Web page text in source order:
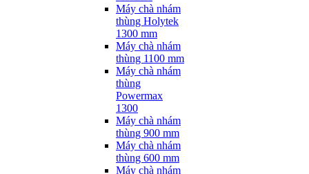
Máy chà nhám
thùng Holytek
1300 mm
Máy chà nhám
thùng 1100 mm
Máy chà nhám
thùng
Powermax
1300
Máy chà nhám
thùng 900 mm
Máy chà nhám
thùng 600 mm
Máy chà nhám